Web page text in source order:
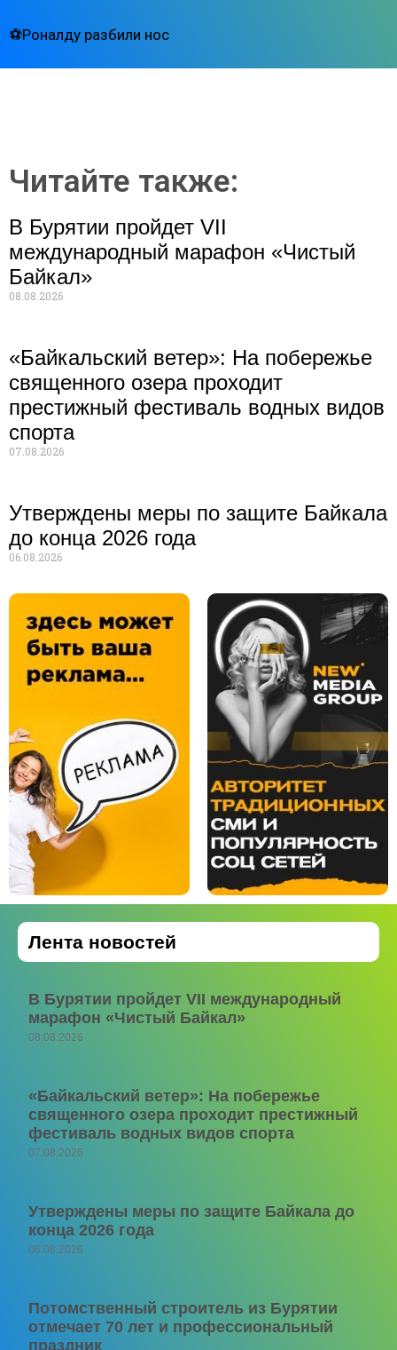
⚽️Роналду разбили нос
Читайте также:
В Бурятии пройдет VII
международный марафон «Чистый
Байкал»
08.08.2026
«Байкальский ветер»: На побережье
священного озера проходит
престижный фестиваль водных видов
спорта
07.08.2026
Утверждены меры по защите Байкала
до конца 2026 года
06.08.2026
Лента новостей
В Бурятии пройдет VII международный
марафон «Чистый Байкал»
08.08.2026
«Байкальский ветер»: На побережье
священного озера проходит престижный
фестиваль водных видов спорта
07.08.2026
Утверждены меры по защите Байкала до
конца 2026 года
06.08.2026
Потомственный строитель из Бурятии
отмечает 70 лет и профессиональный
праздник